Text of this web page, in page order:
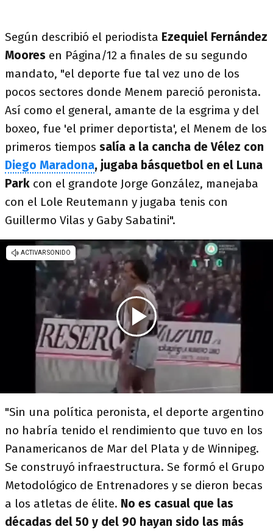
Según describió el periodista Ezequiel Fernández
Moores en Página/12 a finales de su segundo
mandato, "el deporte fue tal vez uno de los
pocos sectores donde Menem pareció peronista.
Así como el general, amante de la esgrima y del
boxeo, fue 'el primer deportista', el Menem de los
primeros tiempos salía a la cancha de Vélez con
Diego Maradona, jugaba básquetbol en el Luna
Park con el grandote Jorge González, manejaba
con el Lole Reutemann y jugaba tenis con
Guillermo Vilas y Gaby Sabatini".
"Sin una política peronista, el deporte argentino
no habría tenido el rendimiento que tuvo en los
Panamericanos de Mar del Plata y de Winnipeg.
Se construyó infraestructura. Se formó el Grupo
Metodológico de Entrenadores y se dieron becas
a los atletas de élite. No es casual que las
décadas del 50 y del 90 hayan sido las más